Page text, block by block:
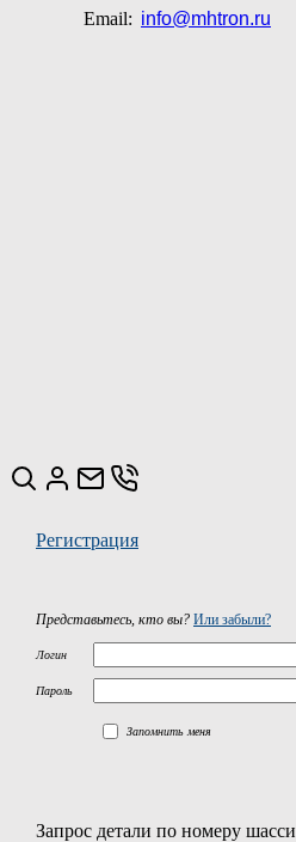
Email: info@mhtron.ru
Регистрация
Представьтесь, кто вы? Или забыли?
Логин
Пароль
Запомнить меня
Запрос детали по номеру шасси